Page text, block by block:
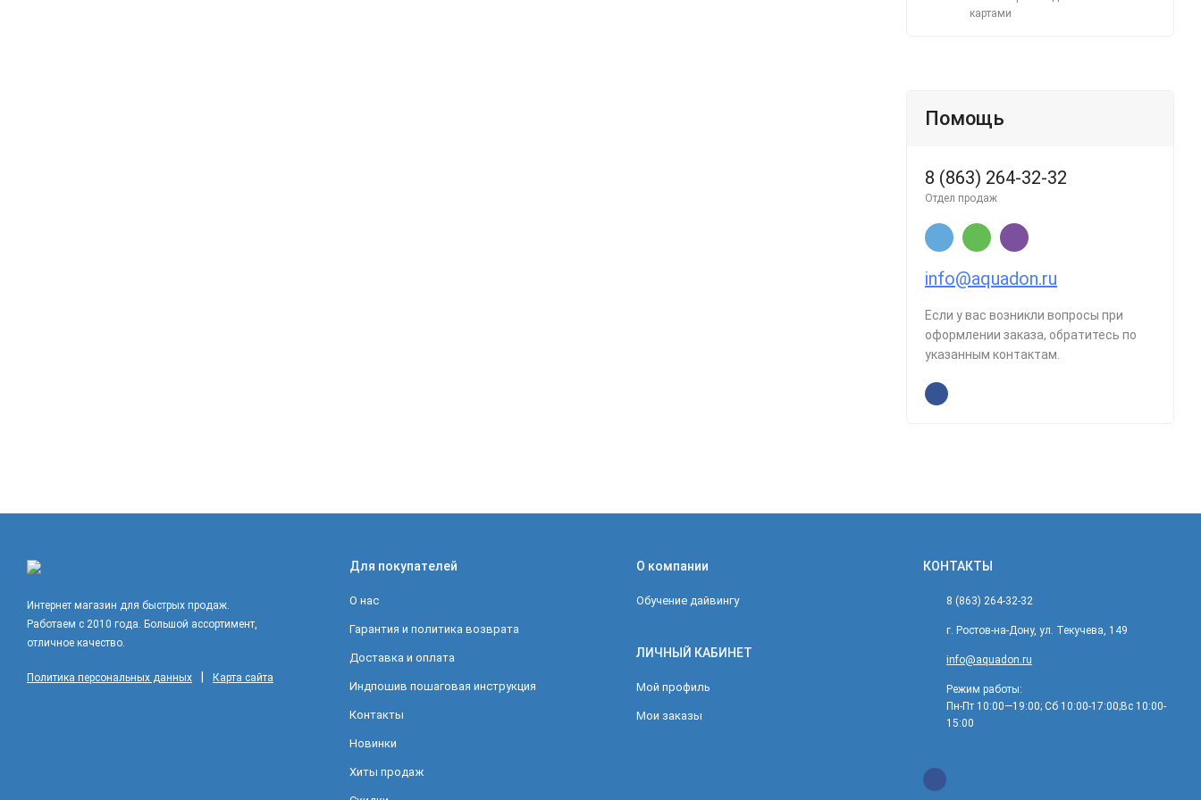
картами
Помощь
8 (863) 264-32-32
Отдел продаж
info@aquadon.ru
Если у вас возникли вопросы при
оформлении заказа, обратитесь по
указанным контактам.
Интернет магазин для быстрых продаж.
Работаем с 2010 года. Большой ассортимент,
отличное качество.
Политика персональных данных Карта сайта
Для покупателей
О нас
Гарантия и политика возврата
Доставка и оплата
Индпошив пошаговая инструкция
Контакты
Новинки
Хиты продаж
О компании
Обучение дайвингу
ЛИЧНЫЙ КАБИНЕТ
Мой профиль
Мои заказы
КОНТАКТЫ
8 (863) 264-32-32
г. Ростов-на-Дону, ул. Текучева, 149
info@aquadon.ru
Режим работы:
Пн-Пт 10:00—19:00; Сб 10:00-17:00;Вс 10:00-
15:00